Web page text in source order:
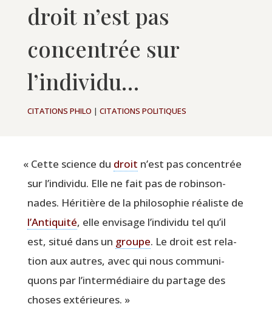
droit n’est pas
concentrée sur
l’individu…
CITATIONS PHILO | CITATIONS POLITIQUES
« Cette science du droit n’est pas concen­trée
sur l’individu. Elle ne fait pas de robin­son­
nades. Héri­tière de la phi­lo­so­phie réa­liste de
l’Antiquité, elle envi­sage l’individu tel qu’il
est, situé dans un groupe. Le droit est rela­
tion aux autres, avec qui nous com­mu­ni­
quons par l’intermédiaire du par­tage des
choses extérieures. »